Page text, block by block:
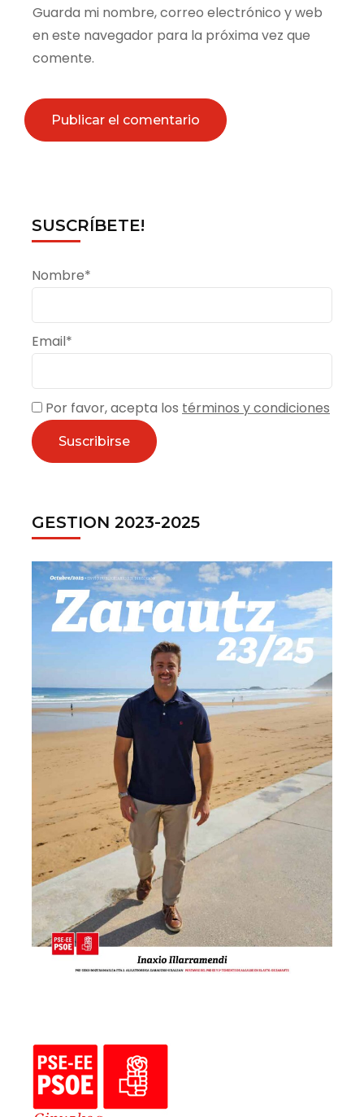
Guarda mi nombre, correo electrónico y web
en este navegador para la próxima vez que
comente.
SUSCRÍBETE!
Nombre*
Email*
Por favor, acepta los términos y condiciones
GESTION 2023-2025